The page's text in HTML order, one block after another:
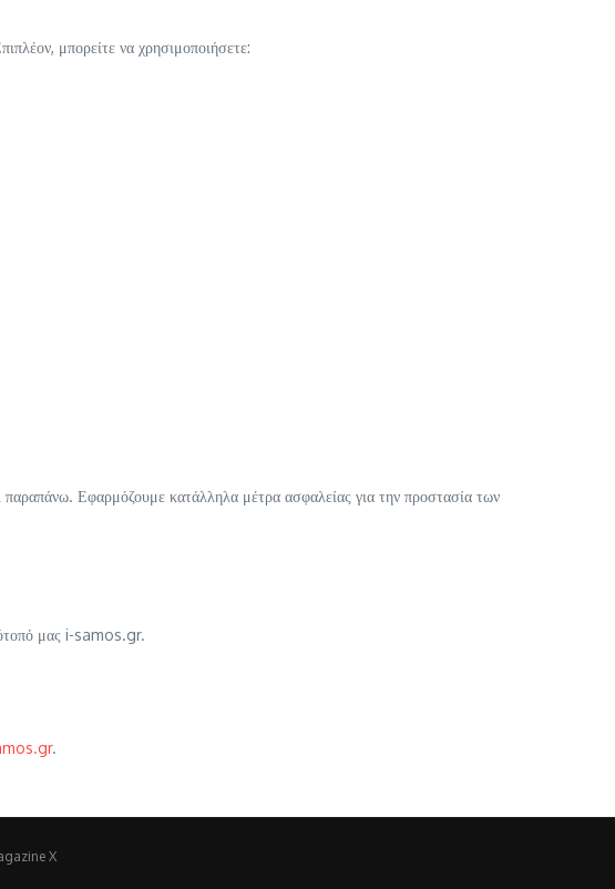
μπορείτε να χρησιμοποιήσετε:
Εφαρμόζουμε κατάλληλα μέτρα ασφαλείας για την προστασία των
μας i-samos.gr.
.
X